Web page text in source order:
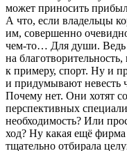
может приносить
А что, если владельцы
им, совершенно
чем-то… Для души. Ведь
на
к примеру, спорт. Ну и
и придумывают невесть
Почему нет. Они хотят
перспективных
необходимость? Или
ход? Ну какая ещё фирма
тщательно отбирала